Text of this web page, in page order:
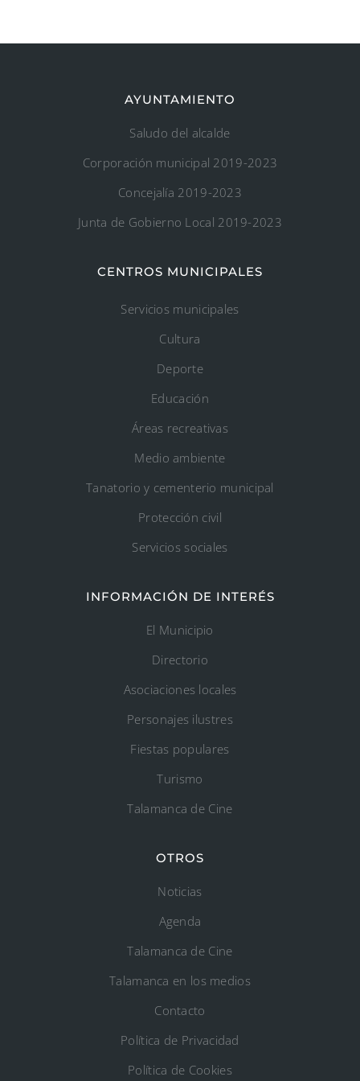
AYUNTAMIENTO
Saludo del alcalde
Corporación municipal 2019-2023
Concejalía 2019-2023
Junta de Gobierno Local 2019-2023
CENTROS MUNICIPALES
Servicios municipales
Cultura
Deporte
Educación
Áreas recreativas
Medio ambiente
Tanatorio y cementerio municipal
Protección civil
Servicios sociales
INFORMACIÓN DE INTERÉS
El Municipio
Directorio
Asociaciones locales
Personajes ilustres
Fiestas populares
Turismo
Talamanca de Cine
OTROS
Noticias
Agenda
Talamanca de Cine
Talamanca en los medios
Contacto
Política de Privacidad
Política de Cookies